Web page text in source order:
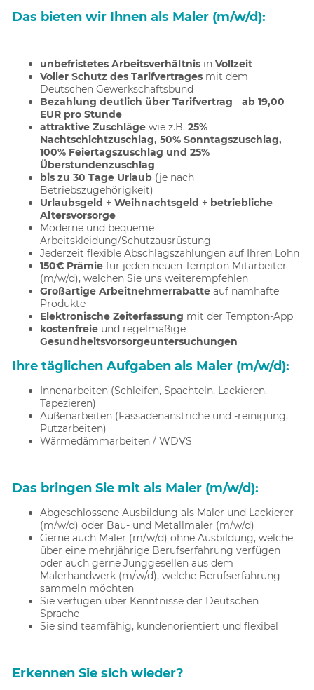
Das bieten wir Ihnen als Maler (m/w/d):
unbefristetes Arbeitsverhältnis in Vollzeit
Voller Schutz des Tarifvertrages mit dem
Deutschen Gewerkschaftsbund
Bezahlung deutlich über Tarifvertrag - ab 19,00
EUR pro Stunde
attraktive Zuschläge wie z.B. 25%
Nachtschichtzuschlag, 50% Sonntagszuschlag,
100% Feiertagszuschlag und 25%
Überstundenzuschlag
bis zu 30 Tage Urlaub (je nach
Betriebszugehörigkeit)
Urlaubsgeld + Weihnachtsgeld + betriebliche
Altersvorsorge
Moderne und bequeme
Arbeitskleidung/Schutzausrüstung
Jederzeit flexible Abschlagszahlungen auf Ihren Lohn
150€ Prämie für jeden neuen Tempton Mitarbeiter
(m/w/d), welchen Sie uns weiterempfehlen
Großartige Arbeitnehmerrabatte auf namhafte
Produkte
Elektronische Zeiterfassung mit der Tempton-App
kostenfreie und regelmäßige
Gesundheitsvorsorgeuntersuchungen
Ihre täglichen Aufgaben als Maler (m/w/d):
Innenarbeiten (Schleifen, Spachteln, Lackieren,
Tapezieren)
Außenarbeiten (Fassadenanstriche und -reinigung,
Putzarbeiten)
Wärmedämmarbeiten / WDVS
Das bringen Sie mit als Maler (m/w/d):
Abgeschlossene Ausbildung als Maler und Lackierer
(m/w/d) oder Bau- und Metallmaler (m/w/d)
Gerne auch Maler (m/w/d) ohne Ausbildung, welche
über eine mehrjährige Berufserfahrung verfügen
oder auch gerne Junggesellen aus dem
Malerhandwerk (m/w/d), welche Berufserfahrung
sammeln möchten
Sie verfügen über Kenntnisse der Deutschen
Sprache
Sie sind teamfähig, kundenorientiert und flexibel
Erkennen Sie sich wieder?